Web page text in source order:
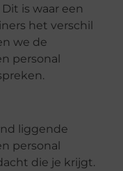
is waar een
het verschil
we de
personal
liggende
personal
die je krijgt.